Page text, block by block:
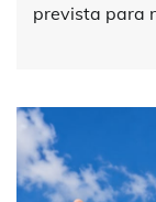
prevista para